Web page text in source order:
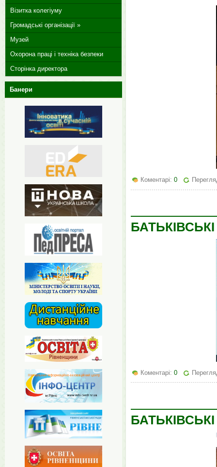
Коментарі: 0
Коментарі: 0
Візитка колегіуму
Громадські організації »
Музей
Охорона праці і техніка безпеки
Сторінка директора
Банери